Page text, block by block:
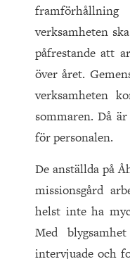
verksamheten
påfrestande att
över året.
verksamheten
sommaren. Då
för personalen.
De anställda på
missionsgård
helst inte ha
Med
intervjuade och